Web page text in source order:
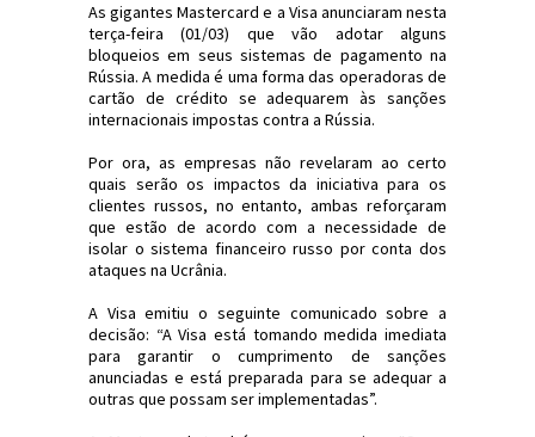
As gigantes Mastercard e a Visa anunciaram nesta
terça-feira (01/03) que vão adotar alguns
bloqueios em seus sistemas de pagamento na
Rússia. A medida é uma forma das operadoras de
cartão de crédito se adequarem às sanções
internacionais impostas contra a Rússia.
Por ora, as empresas não revelaram ao certo
quais serão os impactos da iniciativa para os
clientes russos, no entanto, ambas reforçaram
que estão de acordo com a necessidade de
isolar o sistema financeiro russo por conta dos
ataques na Ucrânia.
A Visa emitiu o seguinte comunicado sobre a
decisão: “A Visa está tomando medida imediata
para garantir o cumprimento de sanções
anunciadas e está preparada para se adequar a
outras que possam ser implementadas”.